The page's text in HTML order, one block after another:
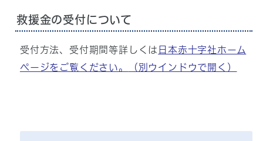
救援金の受付について
受付方法、受付期間等詳しくは 日本赤十字社ホーム
ページをご覧ください。
（別ウインドウで開く）